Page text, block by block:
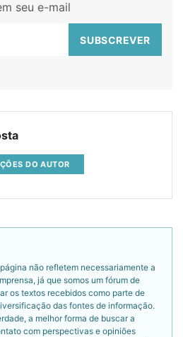
seu e-mail
DO AUTOR
não refletem necessariamente a
já que somos um fórum de
os textos recebidos como parte de
das fontes de informação.
a melhor forma de buscar a
com perspectivas e opiniões